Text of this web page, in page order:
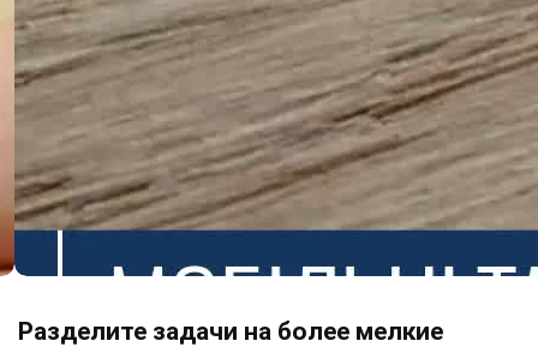
Разделите задачи на более мелкие